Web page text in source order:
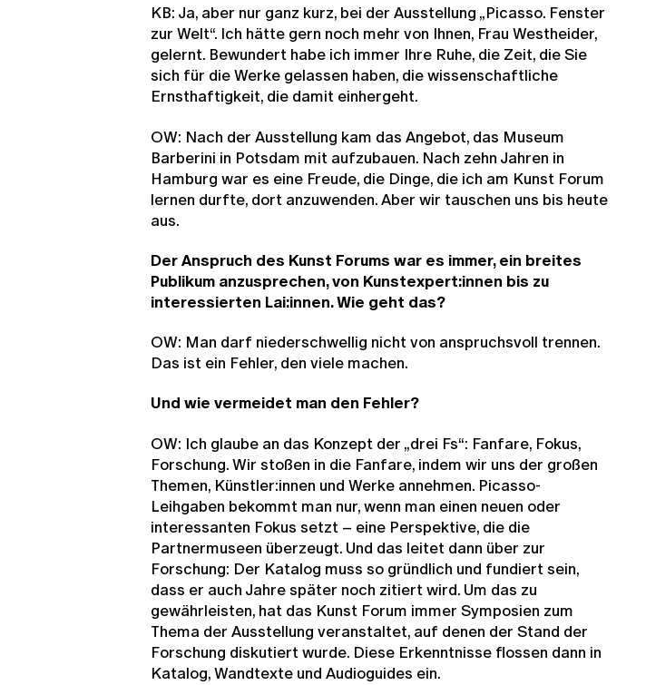
KB: Ja, aber nur ganz kurz, bei der Ausstellung „Picasso. Fenster
zur Welt“. Ich hätte gern noch mehr von Ihnen, Frau Westheider,
gelernt. Bewundert habe ich immer Ihre Ruhe, die Zeit, die Sie
sich für die Werke gelassen haben, die wissenschaftliche
Ernsthaftigkeit, die damit einhergeht.
OW: Nach der Ausstellung kam das Angebot, das Museum
Barberini in Potsdam mit aufzubauen. Nach zehn Jahren in
Hamburg war es eine Freude, die Dinge, die ich am Kunst Forum
lernen durfte, dort anzuwenden. Aber wir tauschen uns bis heute
aus.
Der Anspruch des Kunst Forums war es immer, ein breites
Publikum anzusprechen, von Kunstexpert:innen bis zu
interessierten Lai:innen. Wie geht das?
OW: Man darf niederschwellig nicht von anspruchsvoll trennen.
Das ist ein Fehler, den viele machen.
Und wie vermeidet man den Fehler?
OW: Ich glaube an das Konzept der „drei Fs“: Fanfare, Fokus,
Forschung. Wir stoßen in die Fanfare, indem wir uns der großen
Themen, Künstler:innen und Werke annehmen. Picasso-
Leihgaben bekommt man nur, wenn man einen neuen oder
interessanten Fokus setzt – eine Perspektive, die die
Partnermuseen überzeugt. Und das leitet dann über zur
Forschung: Der Katalog muss so gründlich und fundiert sein,
dass er auch Jahre später noch zitiert wird. Um das zu
gewährleisten, hat das Kunst Forum immer Symposien zum
Thema der Ausstellung veranstaltet, auf denen der Stand der
Forschung diskutiert wurde. Diese Erkenntnisse flossen dann in
Katalog, Wandtexte und Audioguides ein.